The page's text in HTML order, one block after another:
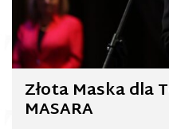
Złota Maska dla
MASARA